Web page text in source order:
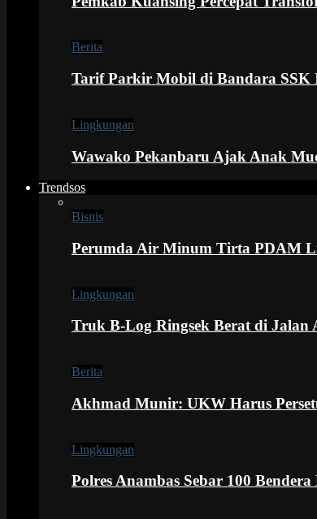
Berita
Tarif Parkir Mobil di Bandara SSK
Lingkungan
Wawako Pekanbaru Ajak Anak
Trendsos
Bisnis
Perumda Air Minum Tirta PDAM
Lingkungan
Truk B-Log Ringsek Berat di Jalan
Berita
Akhmad Munir: UKW Harus
Lingkungan
Polres Anambas Sebar 100